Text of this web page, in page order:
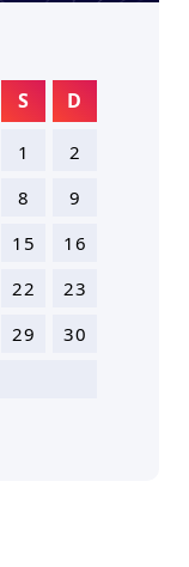
S D
1
2
8
9
15
16
22
23
29
30